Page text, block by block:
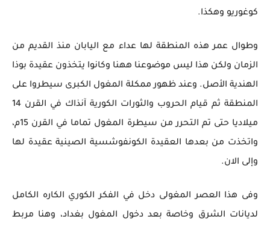
كوغوريو وهكذا.
وطوال عمر هذه المنطقة لها عداء مع اليابان منذ القديم من
الزمان ولكن هذا ليس موضوعنا ههنا وكانوا يتخذون عقيدة بوذا
الهندية الأصل. وعند ظهور ممكلة المغول الكبرى سيطروا على
المنطقة ثم قيام الحروب والثورات الكورية آنذاك في القرن 14
ميلاديا حتى تم التحرر من سيطرة المغول تماما في القرن 15م،
واتخذت من بعدها العقيدة الكونفوشسية الصينية عقيدة لها
وإلى الان.
وفى هذا العصر المغولى دخل في الفكر الكوري الكاره الكامل
لديانات الشرق وخاصة بعد دخول المغول بغداد، وهنا مربط